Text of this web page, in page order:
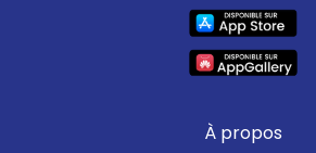
À propos